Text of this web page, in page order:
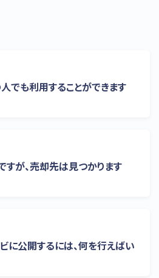
でも利用することができます
が、売却先は見つかります
に公開するには、何を行えばい